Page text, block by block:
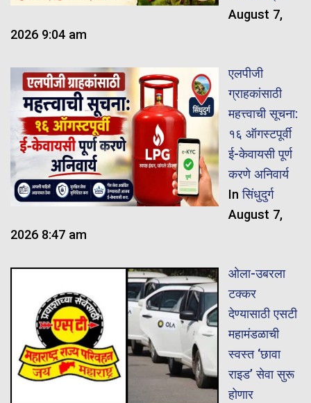
August 7,
2026 9:04 am
एलपीजी
ग्राहकांसाठी
महत्त्वाची सूचना:
१६ ऑगस्टपूर्वी
ई-केवायसी पूर्ण
करणे अनिवार्य
Inसिंधुदुर्ग
August 7,
2026 8:47 am
ओला-उबरला
टक्कर
देण्यासाठी एसटी
महामंडळाची
स्वस्त ‘छावा
राइड’ सेवा सुरू
होणार